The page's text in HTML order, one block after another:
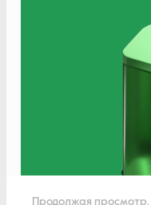
Продолжая